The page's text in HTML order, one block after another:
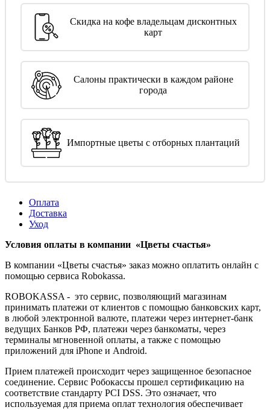
Скидка на кофе владельцам дисконтных
карт
Салоны практически в каждом районе
города
Импортные цветы с отборных плантаций
Оплата
Доставка
Уход
Условия оплаты в компании «Цветы счастья»
В компании «Цветы счастья» заказ можно оплатить онлайн с
помощью сервиса Robokassa.
ROBOKASSA - это сервис, позволяющий магазинам
принимать платежи от клиентов с помощью банковских карт,
в любой электронной валюте, платежи через интернет-банк
ведущих Банков РФ, платежи через банкоматы, через
терминалы мгновенной оплаты, а также с помощью
приложений для iPhone и Android.
Прием платежей происходит через защищенное безопасное
соединение. Сервис Робокассы прошел сертификацию на
соответствие стандарту PCI DSS. Это означает, что
используемая для приема оплат технология обеспечивает